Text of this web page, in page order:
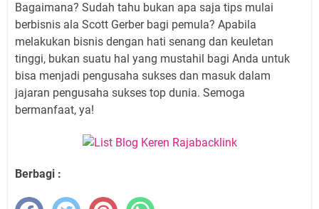
Bagaimana? Sudah tahu bukan apa saja tips mulai
berbisnis ala Scott Gerber bagi pemula? Apabila
melakukan bisnis dengan hati senang dan keuletan
tinggi, bukan suatu hal yang mustahil bagi Anda untuk
bisa menjadi pengusaha sukses dan masuk dalam
jajaran pengusaha sukses top dunia. Semoga
bermanfaat, ya!
Berbagi :